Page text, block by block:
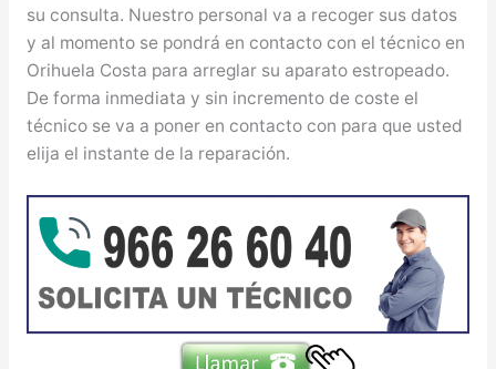
su consulta. Nuestro personal va a recoger sus datos
y al momento se pondrá en contacto con el técnico en
Orihuela Costa para arreglar su aparato estropeado.
De forma inmediata y sin incremento de coste el
técnico se va a poner en contacto con para que usted
elija el instante de la reparación.